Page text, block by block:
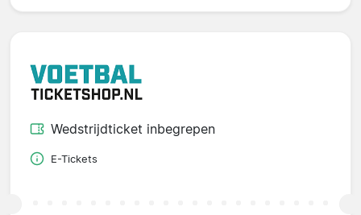
Wedstrijdticket inbegrepen
E-Tickets